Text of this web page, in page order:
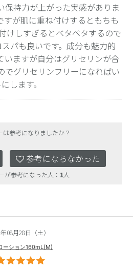
保持力が上がった実感がありま
すが肌に重ね付けするともちも
けしすぎるとベタベタするので
パも良いです。成分も魅力的
いますが自分はグリセリンが合
でグリセリンフリーになればい
します。
は参考になりましたか？
参考にならなかった
が参考になった人： 1人
08月28日（土）
ション160mL(M)